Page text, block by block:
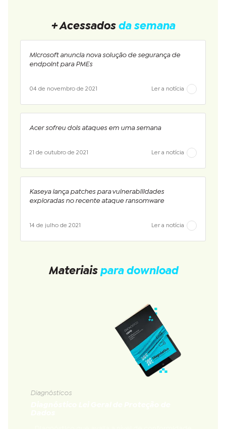
+ Acessados da semana
Microsoft anuncia nova solução de segurança de
endpoint para PMEs
04 de novembro de 2021 Ler a notícia
Acer sofreu dois ataques em uma semana
21 de outubro de 2021 Ler a notícia
Kaseya lança patches para vulnerabilidades
exploradas no recente ataque ransomware
14 de julho de 2021 Ler a notícia
Materiais para download
Diagnósticos